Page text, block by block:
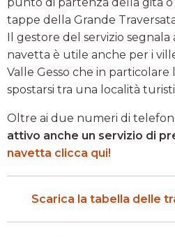
tappe della Grande
Il gestore del servizio
navetta è utile anche per i
Valle Gesso che in
spostarsi tra una località
Oltre ai due numeri di
attivo anche un servizio di
navetta clicca qui!
Scarica la tabella delle